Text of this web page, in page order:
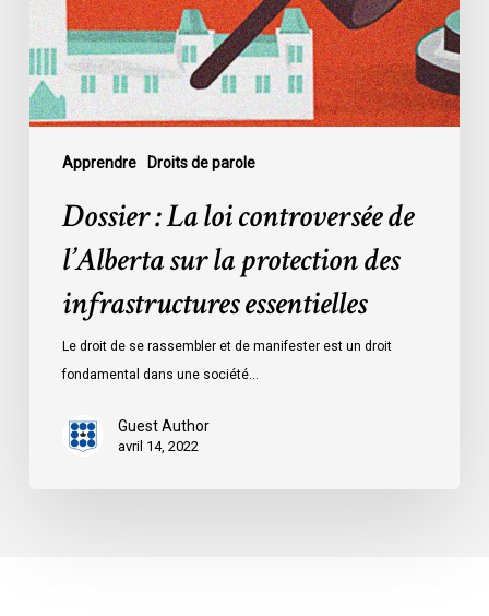
Apprendre Droits de parole
l’Alberta
sur
la
protection
infrastructures
Dossier : La loi controversée de
l’Alberta sur la protection des
infrastructures essentielles
Le droit de se rassembler et de manifester est un droit
fondamental dans une société…
Guest Author
avril 14, 2022